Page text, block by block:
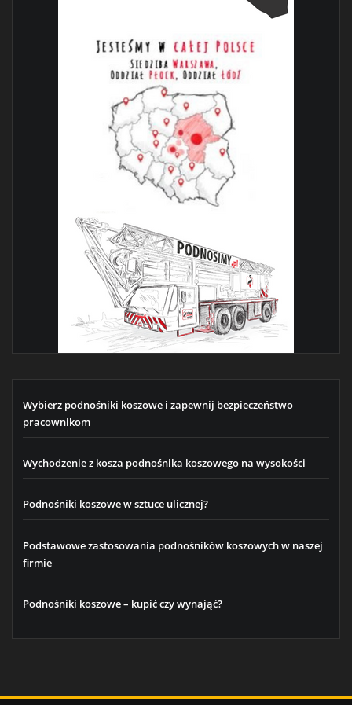
Wybierz podnośniki koszowe i zapewnij bezpieczeństwo
pracownikom
Wychodzenie z kosza podnośnika koszowego na wysokości
Podnośniki koszowe w sztuce ulicznej?
Podstawowe zastosowania podnośników koszowych w naszej
firmie
Podnośniki koszowe – kupić czy wynająć?